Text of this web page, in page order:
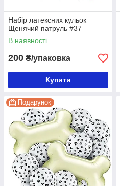
Набір латексних кульок
Щенячий патруль #37
В наявності
200 ₴/упаковка
Купити
Подарунок